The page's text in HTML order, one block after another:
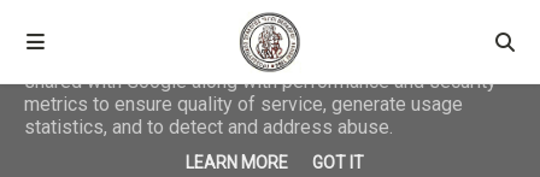
ΣΥΜΠΑΤΡΙΩΤΗ ΜΑΣ ΣΠΥΡΟ ΚΑΠΡΑΛΟ
This site uses cookies from Google to deliver its services
and to analyze traffic. Your IP address and user-agent are
shared with Google along with performance and security
metrics to ensure quality of service, generate usage
statistics, and to detect and address abuse.
LEARN MORE GOT IT